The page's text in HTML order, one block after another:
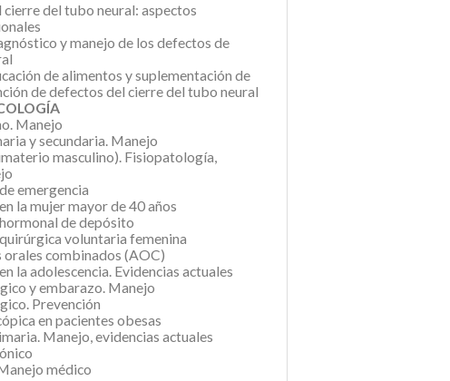
del tubo neural: aspectos
y manejo de los defectos de
de alimentos y suplementación de
de defectos del cierre del tubo neural
Manejo
y secundaria. Manejo
masculino). Fisiopatología,
emergencia
la mujer mayor de 40 años
de depósito
voluntaria femenina
combinados (AOC)
la adolescencia. Evidencias actuales
y embarazo. Manejo
Prevención
en pacientes obesas
Manejo, evidencias actuales
médico